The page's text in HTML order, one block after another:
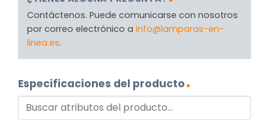
Contáctenos. Puede comunicarse con nosotros
por correo electrónico a info@lamparas-en-
linea.es.
Especificaciones del producto